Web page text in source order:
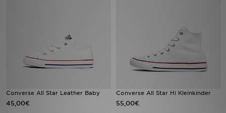
Converse All Star Leather Baby
45,00€
Converse All Star Hi Kleinkinder
55,00€
Hilfe & Kontakt
Studenten